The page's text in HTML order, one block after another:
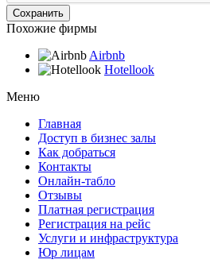
Похожие фирмы
Airbnb
Hotellook
Меню
Главная
Доступ в бизнес залы
Как добраться
Контакты
Онлайн-табло
Отзывы
Платная регистрация
Регистрация на рейс
Услуги и инфраструктура
Юр лицам